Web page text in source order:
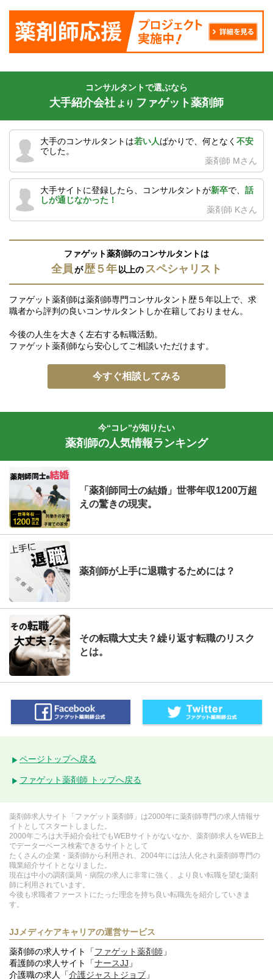
コンサルタントで選ぶなら
大手紹介会社 より ファゲット薬剤師
大手のコンサルタントは若い人ばかりで、何となく 不安
でした。
薬剤師 Mさん
大手サイトに登録したら、コンサルタントが新卒で、 話
しが通じなかった！
薬剤師 Kさん
ファゲット薬剤師のコンサルタントは
全員が歴５年以上のスペシャリスト
ファゲット薬剤師は薬剤師専門コンサルタント歴５年以上で、求
職者から評判の良いコンサルタントしか在籍しておりません。
今後の人生を大きく左右する転職活動。
ファゲット薬剤師なら安心してご相談いただけます。
今すぐ相談してみる
今“コレ”が知りたい
薬剤師の人気情報ランキング
「薬剤師同士の結婚」世帯年収1200万超
えの驚きの現実。
薬剤師が上手に退職するためには？
その転職大丈夫？繰り返す転職のリスク
とは。
ページトップへ戻る
ファゲット薬剤師 トップへ戻る
薬剤師求人サイト「ファゲット薬剤師」は2000年に薬剤師専門の求人情報サ
イトとしてスタートしました。
2000年ごろは大手紹介会社でもWEBサイトがないなか、薬剤師求人をWEB上
でデーターベース検索できるサイトとして
たくさんの企業・薬剤師から利用され、2004年には法人化され薬剤師専門の
職業紹介サイトとなりました。
現在は中小の調剤薬局・病院の求人に非常に強く、より良い転職を望む薬剤
師に利用されています。
今後も求職者ファーストにたった理念を持ち良い転職先を紹介していきま
す。
JJメディケアキャリアの運営サービス
薬剤師の求人サイト「ファゲット薬剤師 」
看護師の求人サイト「ナースJJ 」
介護職の求人「介護ジャストジョブ 」